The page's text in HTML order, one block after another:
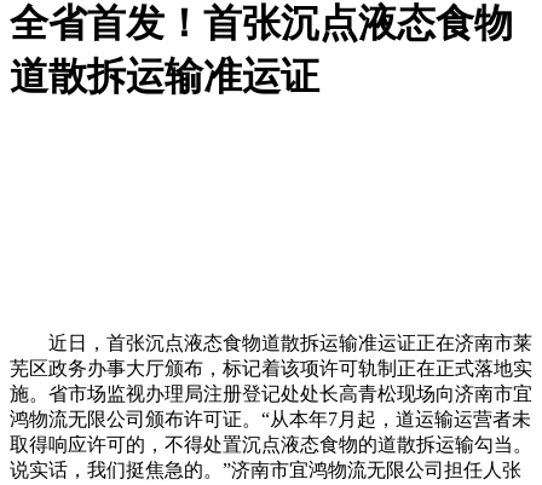
全省首发！首张沉点液态食物
道散拆运输准运证
近日，首张沉点液态食物道散拆运输准运证正在济南市莱
芜区政务办事大厅颁布，标记着该项许可轨制正在正式落地实
施。省市场监视办理局注册登记处处长高青松现场向济南市宜
鸿物流无限公司颁布许可证。“从本年7月起，道运输运营者未
取得响应许可的，不得处置沉点液态食物的道散拆运输勾当。
说实话，我们挺焦急的。”济南市宜鸿物流无限公司担任人张